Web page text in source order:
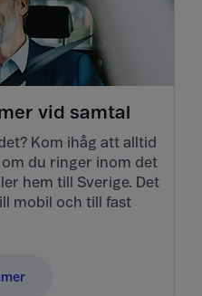
vid samtal
Kom ihåg att alltid
du ringer inom det
hem till Sverige. Det
mobil och till fast